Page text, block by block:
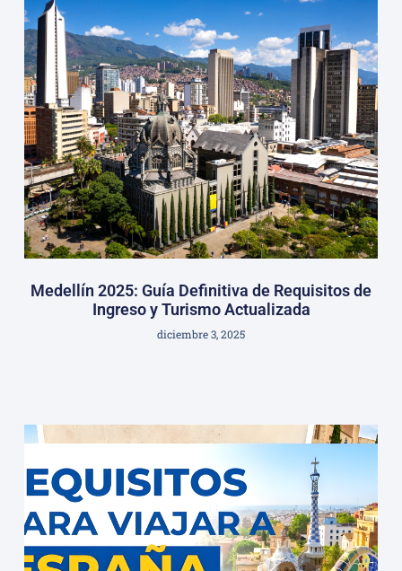
Medellín 2025: Guía Definitiva de Requisitos de
Ingreso y Turismo Actualizada
diciembre 3, 2025